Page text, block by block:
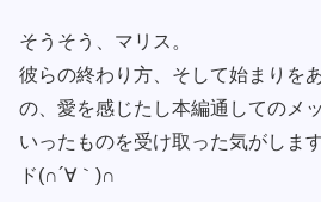
そうそう、マリス。
彼らの終わり方、そして始まりを
の、愛を感じたし本編通してのメ
いったものを受け取った気がしま
ド(∩´∀｀)∩